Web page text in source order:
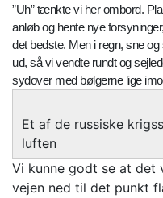
”Uh” tænkte vi her ombord.
anløb og hente nye
det bedste. Men i regn, sne
ud, så vi vendte rundt og
sydover med bølgerne lige
Et af de russiske
luften
Vi kunne godt se at det
vejen ned til det punkt